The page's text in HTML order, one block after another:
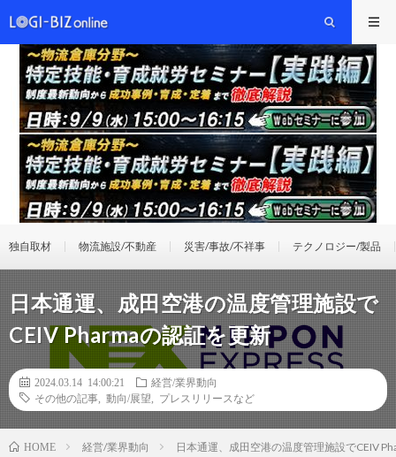
独自取材 物流施設/不動産 災害/事故/不祥事 テクノロジー/製品
日本通運、成田空港の温度管理施設で
CEIV Pharmaの認証を更新
2024.03.14 14:00:21
経営/業界動向
その他の記事
動向/展望 プレスリリースなど
HOME 経営/業界動向 日本通運、成田空港の温度管理施設でCEIV